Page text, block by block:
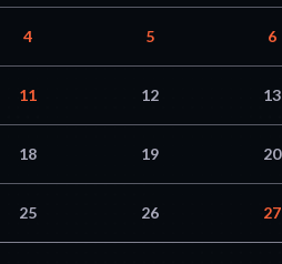
4 5 6
11 12 13
18 19 20
25 26 27